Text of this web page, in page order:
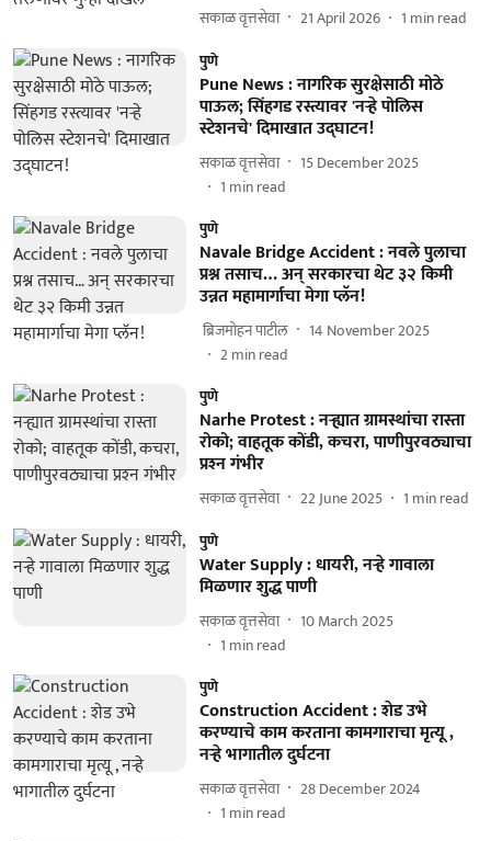
सकाळ वृत्तसेवा 21 April 2026 1 min read
पुणे
Pune News : नागरिक सुरक्षेसाठी मोठे
पाऊल; सिंहगड रस्त्यावर 'नऱ्हे पोलिस
स्टेशनचे' दिमाखात उद्घाटन!
सकाळ वृत्तसेवा
15 December 2025
1 min read
पुणे
Navale Bridge Accident : नवले पुलाचा
प्रश्न तसाच… अन् सरकारचा थेट ३२ किमी
उन्नत महामार्गाचा मेगा प्लॅन!
​ ब्रिजमोहन पाटील
14 November 2025
2min read
पुणे
Narhe Protest : नऱ्ह्यात ग्रामस्थांचा रास्ता
रोको; वाहतूक कोंडी, कचरा, पाणीपुरवठ्याचा
प्रश्‍न गंभीर
सकाळ वृत्तसेवा 22 June 2025 1 min read
पुणे
Water Supply : धायरी, नऱ्हे गावाला
मिळणार शुद्ध पाणी
सकाळ वृत्तसेवा
10 March 2025
1 min read
पुणे
Construction Accident : शेड उभे
करण्‍याचे काम करताना कामगाराचा मृत्यू ,
नऱ्हे भागातील दुर्घटना
सकाळ वृत्तसेवा
28 December 2024
1 min read